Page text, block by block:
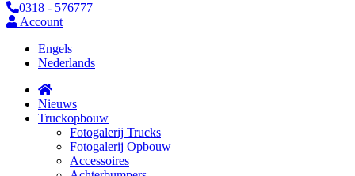
0318 - 576777
Account
Engels
Nederlands
Nieuws
Truckopbouw
Fotogalerij Trucks
Fotogalerij Opbouw
Accessoires